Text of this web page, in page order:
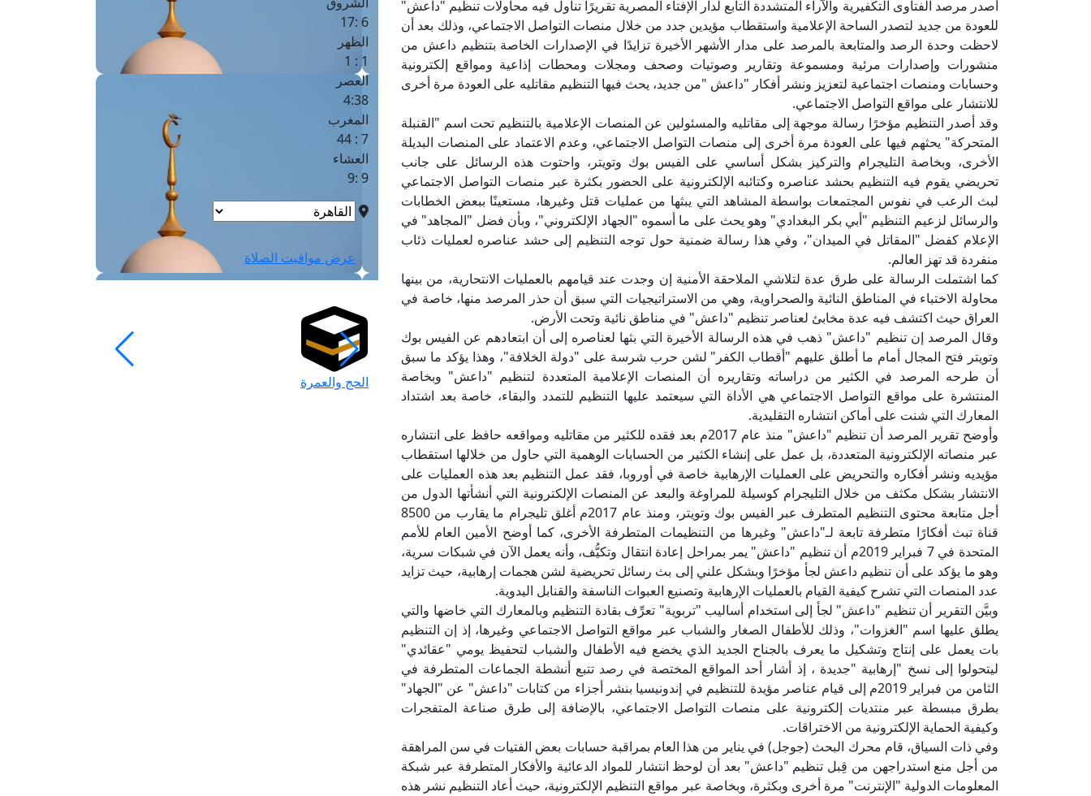
أصدر مرصد الفتاوى التكفيرية والآراء المتشددة التابع لدار الإفتاء المصرية تقريرًا تناول فيه محاولات تنظيم "داعش"
للعودة من جديد لتصدر الساحة الإعلامية واستقطاب مؤيدين جدد من خلال منصات التواصل الاجتماعي، وذلك بعد أن
لاحظت وحدة الرصد والمتابعة بالمرصد على مدار الأشهر الأخيرة تزايدًا في الإصدارات الخاصة بتنظيم داعش من
منشورات وإصدارات مرئية ومسموعة وتقارير وصوتيات وصحف ومجلات ومحطات إذاعية ومواقع إلكترونية
وحسابات ومنصات اجتماعية لتعزيز ونشر أفكار "داعش "من جديد، يحث فيها التنظيم مقاتليه على العودة مرة أخرى
للانتشار على مواقع التواصل الاجتماعي.
وقد أصدر التنظيم مؤخرًا رسالة موجهة إلى مقاتليه والمسئولين عن المنصات الإعلامية بالتنظيم تحت اسم "القنبلة
المتحركة" يحثهم فيها على العودة مرة أخرى إلى منصات التواصل الاجتماعي، وعدم الاعتماد على المنصات البديلة
الأخرى، وبخاصة التليجرام والتركيز بشكل أساسي على الفيس بوك وتويتر، واحتوت هذه الرسائل على جانب
تحريضي يقوم فيه التنظيم بحشد عناصره وكتائبه الإلكترونية على الحضور بكثرة عبر منصات التواصل الاجتماعي
لبث الرعب في نفوس المجتمعات بواسطة المشاهد التي يبثها من عمليات قتل وغيرها، مستعينًا ببعض الخطابات
والرسائل لزعيم التنظيم "أبي بكر البغدادي" وهو يحث على ما أسموه "الجهاد الإلكتروني"، وبأن فضل "المجاهد" في
الإعلام كفضل "المقاتل في الميدان"، وفي هذا رسالة ضمنية حول توجه التنظيم إلى حشد عناصره لعمليات ذئاب
منفردة قد تهز العالم.
كما اشتملت الرسالة على طرق عدة لتلاشي الملاحقة الأمنية إن وجدت عند قيامهم بالعمليات الانتحارية، من بينها
محاولة الاختباء في المناطق النائية والصحراوية، وهي من الاستراتيجيات التي سبق أن حذر المرصد منها، خاصة في
العراق حيث اكتشف فيه عدة مخابئ لعناصر تنظيم "داعش" في مناطق نائية وتحت الأرض.
وقال المرصد إن تنظيم "داعش" ذهب في هذه الرسالة الأخيرة التي بثها لعناصره إلى أن ابتعادهم عن الفيس بوك
وتويتر فتح المجال أمام ما أطلق عليهم "أقطاب الكفر" لشن حرب شرسة على "دولة الخلافة"، وهذا يؤكد ما سبق
أن طرحه المرصد في الكثير من دراساته وتقاريره أن المنصات الإعلامية المتعددة لتنظيم "داعش" وبخاصة
المنتشرة على مواقع التواصل الاجتماعي هي الأداة التي سيعتمد عليها التنظيم للتمدد والبقاء، خاصة بعد اشتداد
المعارك التي شنت على أماكن انتشاره التقليدية.
وأوضح تقرير المرصد أن تنظيم "داعش" منذ عام 2017م بعد فقده للكثير من مقاتليه ومواقعه حافظ على انتشاره
عبر منصاته الإلكترونية المتعددة، بل عمل على إنشاء الكثير من الحسابات الوهمية التي حاول من خلالها استقطاب
مؤيديه ونشر أفكاره والتحريض على العمليات الإرهابية خاصة في أوروبا، فقد عمل التنظيم بعد هذه العمليات على
الانتشار بشكل مكثف من خلال التليجرام كوسيلة للمراوغة والبعد عن المنصات الإلكترونية التي أنشأتها الدول من
أجل متابعة محتوى التنظيم المتطرف عبر الفيس بوك وتويتر، ومنذ عام 2017م أغلق تليجرام ما يقارب من 8500
قناة تبث أفكارًا متطرفة تابعة لـ"داعش" وغيرها من التنظيمات المتطرفة الأخرى، كما أوضح الأمين العام للأمم
المتحدة في 7 فبراير 2019م أن تنظيم "داعش" يمر بمراحل إعادة انتقال وتكيُّف، وأنه يعمل الآن في شبكات سرية،
وهو ما يؤكد على أن تنظيم داعش لجأ مؤخرًا وبشكل علني إلى بث رسائل تحريضية لشن هجمات إرهابية، حيث تزايد
عدد المنصات التي تشرح كيفية القيام بالعمليات الإرهابية وتصنيع العبوات الناسفة والقنابل اليدوية.
وبيَّن التقرير أن تنظيم "داعش" لجأ إلى استخدام أساليب "تربوية" تعرِّف بقادة التنظيم وبالمعارك التي خاضها والتي
يطلق عليها اسم "الغزوات"، وذلك للأطفال الصغار والشباب عبر مواقع التواصل الاجتماعي وغيرها، إذ إن التنظيم
بات يعمل على إنتاج وتشكيل ما يعرف بالجناح الجديد الذي يخضع فيه الأطفال والشباب لتحفيظ يومي "عقائدي"
ليتحولوا إلى نسخ "إرهابية "جديدة ، إذ أشار أحد المواقع المختصة في رصد تتبع أنشطة الجماعات المتطرفة في
الثامن من فبراير 2019م إلى قيام عناصر مؤيدة للتنظيم في إندونيسيا بنشر أجزاء من كتابات "داعش" عن "الجهاد"
بطرق مبسطة عبر منتديات إلكترونية على منصات التواصل الاجتماعي، بالإضافة إلى طرق صناعة المتفجرات
وكيفية الحماية الإلكترونية من الاختراقات.
وفي ذات السياق، قام محرك البحث (جوجل) في يناير من هذا العام بمراقبة حسابات بعض الفتيات في سن المراهقة
من أجل منع استدراجهن من قِبل تنظيم "داعش" بعد أن لوحظ انتشار للمواد الدعائية والأفكار المتطرفة عبر شبكة
المعلومات الدولية "الإنترنت" مرة أخرى وبكثرة، وبخاصة عبر مواقع التنظيم الإلكترونية، حيث أعاد التنظيم نشر هذه
6 :17
الظهر
1 : 1
العصر
4:38
المغرب
7 : 44
العشاء
9 :9
عرض مواقيت الصلاة
الحج والعمرة